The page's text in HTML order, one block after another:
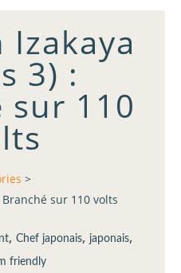
Izakaya
3) :
sur 110
>
sur 110 volts
, Chef japonais, japonais,
friendly